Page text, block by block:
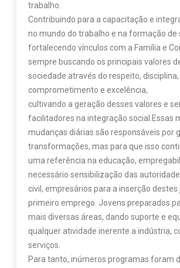
trabalho.
Contribuindo para a capacitação e
no mundo do trabalho e na formação de
fortalecendo vínculos com a Família e
sempre buscando os principais valores
sociedade através do respeito,
comprometimento e excelência,
cultivando a geração desses valores e
facilitadores na integração social.Essas
mudanças diárias são responsáveis por
transformações, mas para que isso
uma referência na educação,
necessário sensibilização das
civil, empresários para a inserção destes
primeiro emprego. Jovens preparados
mais diversas áreas, dando suporte e
qualquer atividade inerente a indústria,
serviços.
Para tanto, inúmeros programas foram